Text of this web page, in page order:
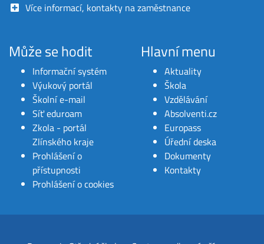
Více informací, kontakty na zaměstnance
Může se hodit
Informační systém
Výukový portál
Školní e-mail
Síť eduroam
Zkola - portál
Zlínského kraje
Prohlášení o
přístupnosti
Prohlášení o cookies
Hlavní menu
Aktuality
Škola
Vzdělávání
Absolventi.cz
Europass
Úřední deska
Dokumenty
Kontakty